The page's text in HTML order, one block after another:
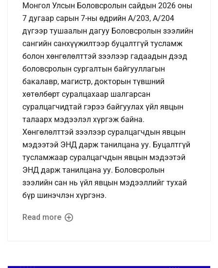
Монгол Улсын Боловсролын сайдын 2026 оны
7 дугаар сарын 7-ны өдрийн А/203, А/204
дүгээр тушаалын дагуу Боловсролын зээлийн
сангийн санхүүжилтээр буцалтгүй тусламж
болон хөнгөлөлттэй зээлээр гадаадын дээд
боловсролын сургалтын байгууллагын
бакалавр, магистр, докторын түвшний
хөтөлбөрт суралцахаар шалгарсан
суралцагчидтай гэрээ байгуулах үйл явцын
талаарх мэдээлэл хүргэж байна.
Хөнгөлөлттэй зээлээр суралцагчдын явцын
мэдээтэй ЭНД дарж танилцана уу. Буцалтгүй
тусламжаар суралцагчдын явцын мэдээтэй
ЭНД дарж танилцана уу. Боловсролын
зээлийн сан нь үйл явцын мэдээллийг тухай
бүр шинэчлэн хүргэнэ.
Read more